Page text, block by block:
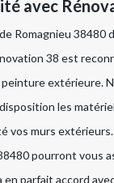
avec
Romagnieu 38480
38 est
extérieure.
les
vos murs
pourront vous
en parfait accord